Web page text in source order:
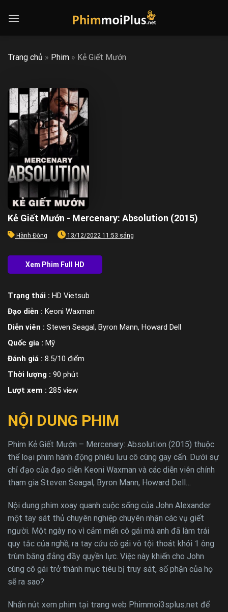
Trang chủ » Phim » Kẻ Giết Mướn
Kẻ Giết Mướn - Mercenary: Absolution (2015)
Hành Động 13/12/2022 11:53 sáng
Trạng thái : HD Vietsub
Đạo diễn : Keoni Waxman
Diễn viên : Steven Seagal, Byron Mann, Howard Dell
Quốc gia : Mỹ
Đánh giá : 8.5/10 điểm
Thời lượng : 90 phút
Lượt xem : 285 view
NỘI DUNG PHIM
Phim Kẻ Giết Mướn – Mercenary: Absolution (2015) thuộc
thể loại phim hành động phiêu lưu cô cùng gay cấn. Dưới sự
chỉ đạo của đạo diễn Keoni Waxman và các diễn viên chính
tham gia Steven Seagal, Byron Mann, Howard Dell…
Nội dung phim xoay quanh cuộc sống của John Alexander
một tay sát thủ chuyên nghiệp chuyên nhận các vụ giết
người. Một ngày nọ vì cảm mến cô gái mà anh đã làm trái
quy tắc của nghề, ra tay cứu cô gái vô tội thoát khỏi 1 ông
trùm băng đảng đầy quyền lực. Việc này khiến cho John
cùng cô gái trở thành mục tiêu bị truy sát, số phận của họ
sẽ ra sao?
Nhấn nút xem phim tại trang web Phimmoi3splus.net để